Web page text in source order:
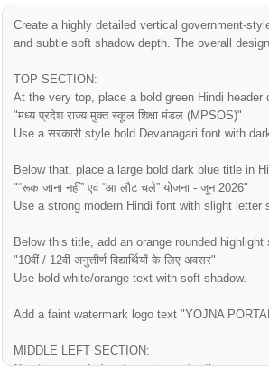
Create a highly detailed vertical government-
and subtle soft shadow depth. The overall
TOP SECTION:
At the very top, place a bold green Hindi header
"मध्य प्रदेश राज्य मुक्त स्कूल शिक्षा मंडल (MPSOS)"
Use a सरकारी style bold Devanagari font with
Below that, place a large bold dark blue title in
"“रूक जाना नहीं” एवं “आ लौट चले” योजना - जून 2026"
Use a strong modern Hindi font with slight letter
Below this title, add an orange rounded
"10वीं / 12वीं अनुत्तीर्ण विद्यार्थियों के लिए अवसर"
Use bold white/orange text with soft shadow.
Add a faint watermark logo text "YOJNA
MIDDLE LEFT SECTION: